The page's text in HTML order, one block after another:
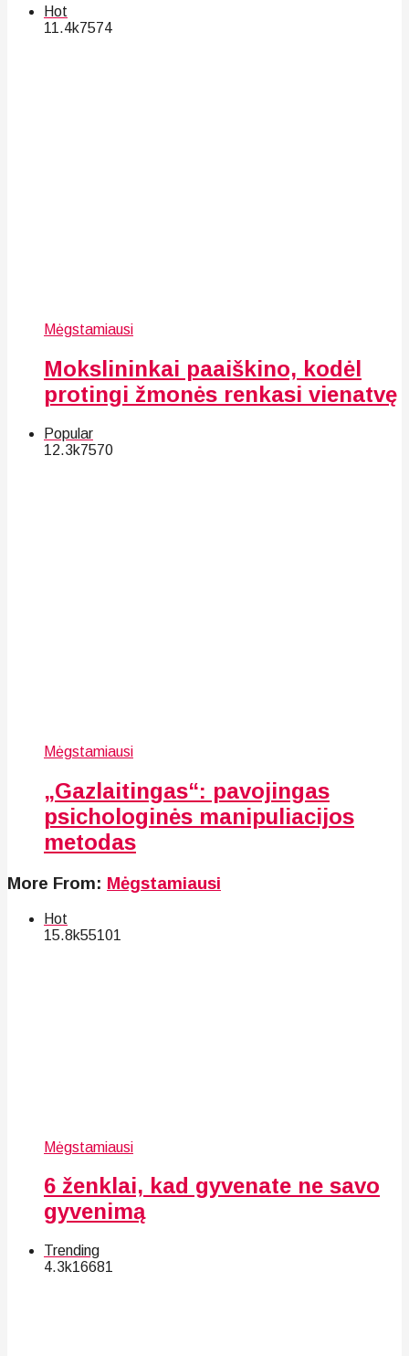
Hot
11.4k7574
Mėgstamiausi
Mokslininkai paaiškino, kodėl
protingi žmonės renkasi vienatvę
Popular
12.3k7570
Mėgstamiausi
„Gazlaitingas“: pavojingas
psichologinės manipuliacijos
metodas
More From: Mėgstamiausi
Hot
15.8k55101
Mėgstamiausi
6 ženklai, kad gyvenate ne savo
gyvenimą
Trending
4.3k16681